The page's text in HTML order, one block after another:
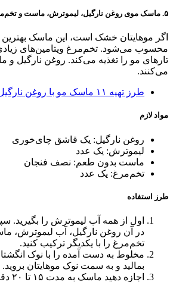
۵. ماسک موی روغن نارگیل، لیموترش، ماست و تخم‌مرغ
اگر موهایتان خشک است، این ماسک بهترین
محسوب می‌شود. تخم‌مرغ ویتامین‌های
تارهای مو را تغذیه می‌کند. روغن نارگیل
می‌کنند.
طرز تهیه ۱۱ ماسک مو با روغن نارگیل برای کاهش ریزش مو
مواد لازم
روغن نارگیل: یک قاشق چای‌خوری
لیموترش: یک عدد
ماست بدون طعم: نصف فنجان
تخم‌مرغ: یک عدد
طرز استفاده
اول از همه آب لیموترش را بگیرید.
در آن روغن نارگیل، آب لیموترش،
تخم‌مرغ را با یکدیگر ترکیب کنید.
مخلوط به دست آمده را با نوک
بمالید و به سمت نوک موهایتان بروید.